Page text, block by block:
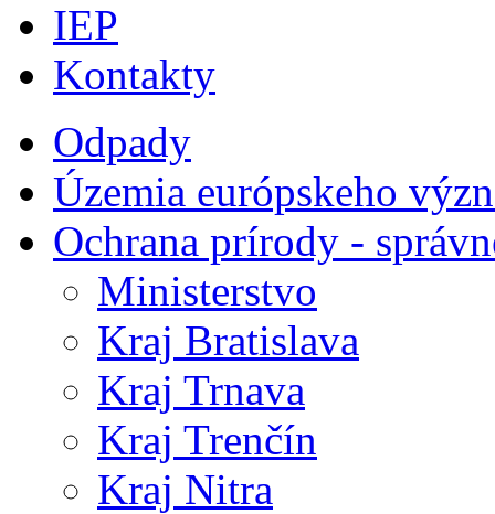
IEP
Kontakty
Odpady
Územia európskeho
Ochrana prírody -
Ministerstvo
Kraj Bratislava
Kraj Trnava
Kraj Trenčín
Kraj Nitra